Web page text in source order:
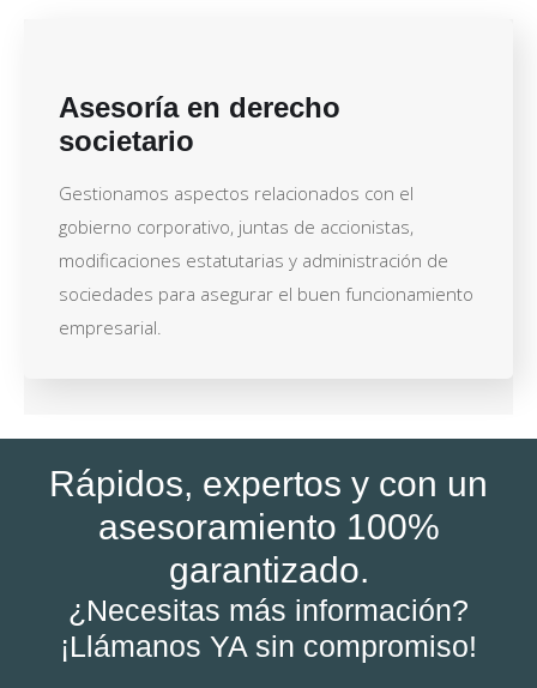
Asesoría en derecho
societario
Gestionamos aspectos relacionados con el
gobierno corporativo, juntas de accionistas,
modificaciones estatutarias y administración de
sociedades para asegurar el buen funcionamiento
empresarial.
Rápidos, expertos y con un
asesoramiento 100%
garantizado.
¿Necesitas más información?
¡Llámanos YA sin compromiso!